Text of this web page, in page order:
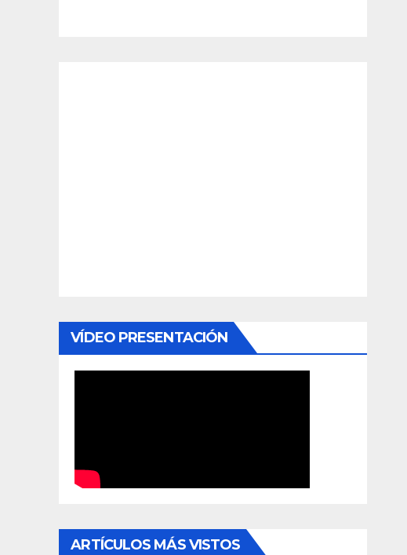
VÍDEO PRESENTACIÓN
ARTÍCULOS MÁS VISTOS